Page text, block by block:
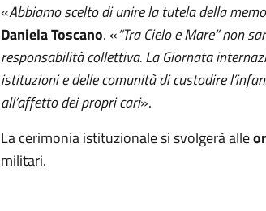
«Abbiamo scelto di unire la tutela della
Daniela Toscano. «“Tra Cielo e Mare” non
responsabilità collettiva. La Giornata
istituzioni e delle comunità di custodire
all’affetto dei propri cari».
La cerimonia istituzionale si svolgerà alle
militari.